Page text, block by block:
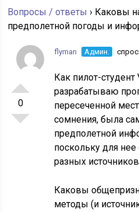
Вопросы / ответы › Каковы
предполетной погоды и
0
flyman Админ.
Как пилот-студент
разрабатываю
пересеченной
сомнения, была
предполетной
поскольку для
разных
Каковы
методы (и